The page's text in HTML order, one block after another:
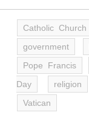
Catholic Church
government
Pope Francis
Day
religion
Vatican